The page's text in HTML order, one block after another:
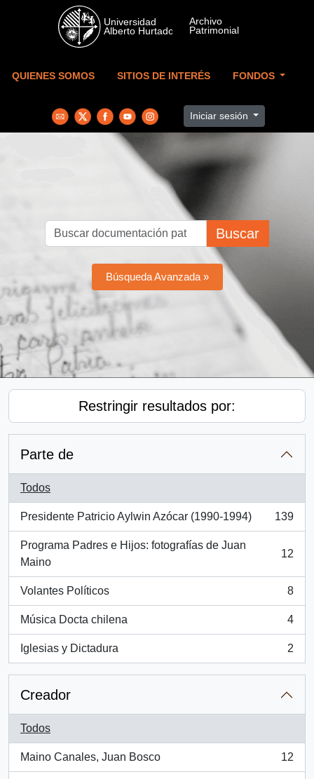
Skip to main content
QUIENES SOMOS SITIOS DE INTERÉS FONDOS
Iniciar sesión
Buscar
Búsqueda Avanzada »
Restringir resultados por:
Parte de
Todos
Presidente Patricio Aylwin Azócar (1990-1994)
, 139 resultados
139
Programa Padres e Hijos: fotografías de Juan
Maino
, 12 resultados
12
Volantes Políticos
, 8 resultados
8
Música Docta chilena
, 4 resultados
4
Iglesias y Dictadura
, 2 resultados
2
Creador
Todos
Maino Canales, Juan Bosco
, 12 resultados
12